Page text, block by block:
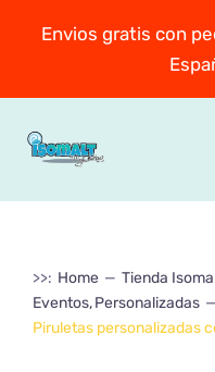
Envios gratis con
>>: Home Tienda
Eventos Personalizadas
Piruletas personalizadas